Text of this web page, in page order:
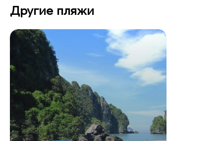
Другие пляжи